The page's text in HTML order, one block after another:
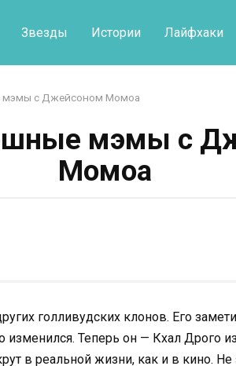
Звезды Истории Лайфхаки
с Джейсоном Момоа
мэмы с
Момоа
голливудских клонов. Его
изменился. Теперь он — Кхал Дрого
в реальной жизни, как и в кино. Не